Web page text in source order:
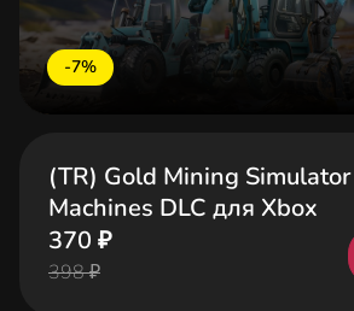
-7%
(TR) Gold Mining
Machines DLC для Xbox
370 ₽
398 ₽